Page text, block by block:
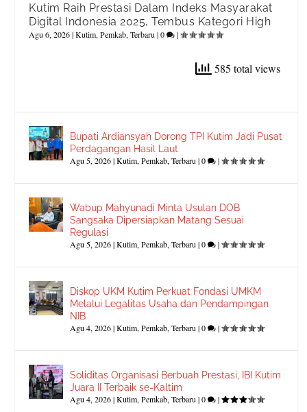
Kutim Raih Prestasi Dalam Indeks Masyarakat
Digital Indonesia 2025, Tembus Kategori High
Agu 6, 2026|Kutim,Pemkab,Terbaru |0 |
585 total views
Bupati Ardiansyah Dorong TPI Kutim Jadi Pusat
Perdagangan Hasil Laut
Agu 5, 2026|Kutim,Pemkab,Terbaru |0 |
Wabup Mahyunadi Minta Usulan DOB
Sangsaka Dipersiapkan Matang Sesuai
Regulasi
Agu 5, 2026|Kutim,Pemkab,Terbaru |0 |
Diskop UKM Kutim Perkuat Fondasi UMKM
Melalui Legalitas Usaha dan Pendampingan
NIB
Agu 4, 2026|Kutim,Pemkab,Terbaru |0 |
Soliditas Organisasi Berbuah Prestasi, IBI Kutim
Juara II Terbaik se-Kaltim
Agu 4, 2026|Kutim,Pemkab,Terbaru |0 |